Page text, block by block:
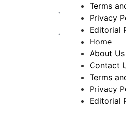
Terms
Privacy
Editorial
Home
About Us
Contact
Terms
Privacy
Editorial